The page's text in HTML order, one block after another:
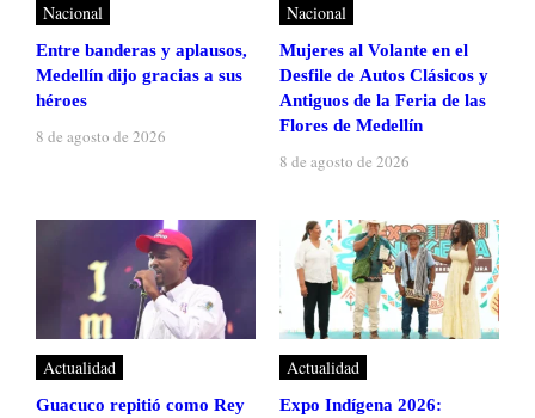
Nacional
Entre banderas y aplausos,
Medellín dijo gracias a sus
héroes
8 de agosto de 2026
Nacional
Mujeres al Volante en el
Desfile de Autos Clásicos y
Antiguos de la Feria de las
Flores de Medellín
8 de agosto de 2026
Actualidad
Guacuco repitió como Rey
Actualidad
Expo Indígena 2026: